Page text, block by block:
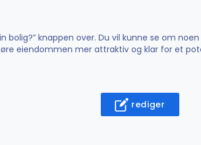
bolig?” knappen over. Du vil kunne se om
eiendommen mer attraktiv og klar for et
rediger